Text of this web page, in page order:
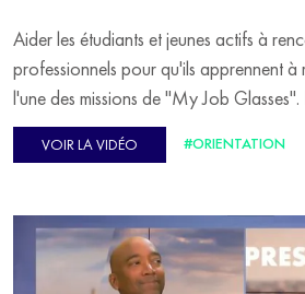
Aider les étudiants et jeunes actifs à
professionnels pour qu'ils apprennent à
l'une des missions de "My Job
programme "France 2030", a d'ailleurs
d'efforts pour attirer les jeunes vers
Glasses", rappelle que l'enjeu est
million de postes à pourvoir dans
VOIR LA VIDÉO #ORIENTATION